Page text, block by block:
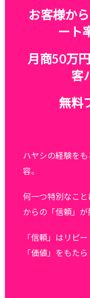
お客様か
ート
月商50万
客
無料
ハヤシの経験を
容。
何一つ特別なこ
からの「信頼」が
「信頼」はリピ
「価値」をもたら